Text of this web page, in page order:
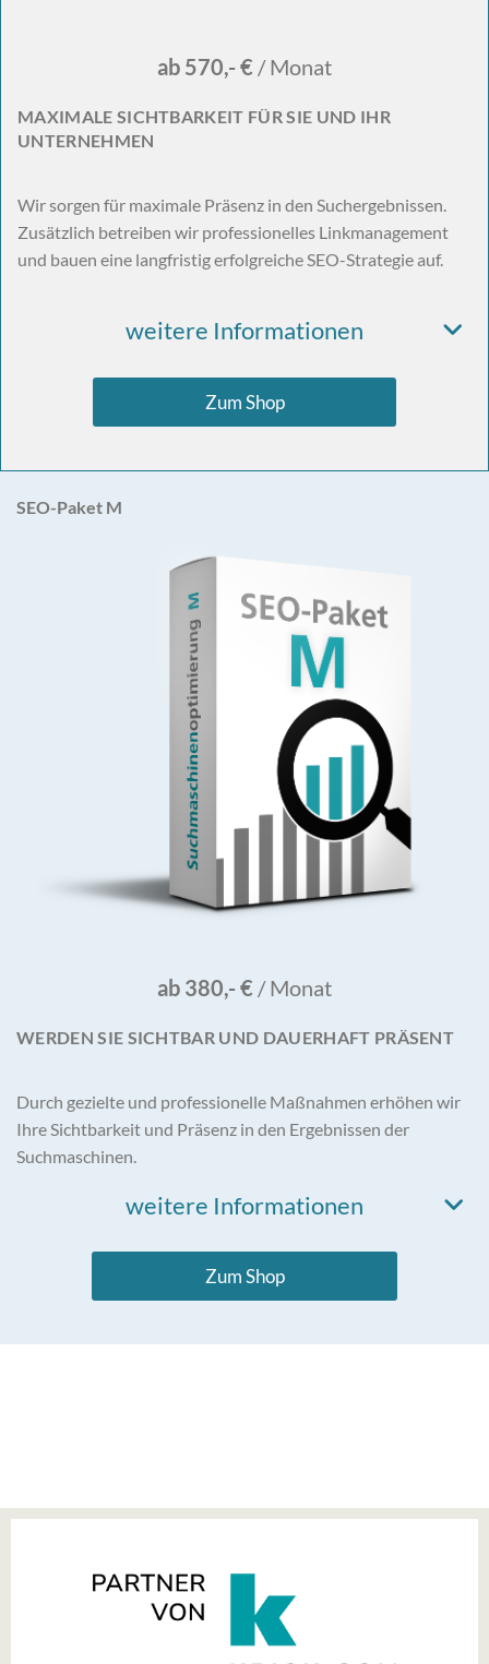
ab 570,- € / Monat
MAXIMALE SICHTBARKEIT FÜR SIE UND IHR
UNTERNEHMEN
Wir sorgen für maximale Präsenz in den Suchergebnissen.
Zusätzlich betreiben wir professionelles Linkmanagement
und bauen eine langfristig erfolgreiche SEO-Strategie auf.
weitere Informationen
Zum Shop
SEO-Paket M
ab 380,- € / Monat
WERDEN SIE SICHTBAR UND DAUERHAFT PRÄSENT
Durch gezielte und professionelle Maßnahmen erhöhen wir
Ihre Sichtbarkeit und Präsenz in den Ergebnissen der
Suchmaschinen.
weitere Informationen
Zum Shop